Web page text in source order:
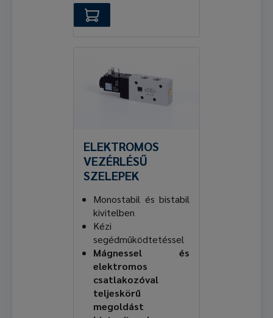
ELEKTROMOS
VEZÉRLÉSŰ
SZELEPEK
Monostabil és bistabil
kivitelben
Kézi
segédműködtetéssel
Mágnessel és
elektromos
csatlakozóval
teljeskörű
megoldást